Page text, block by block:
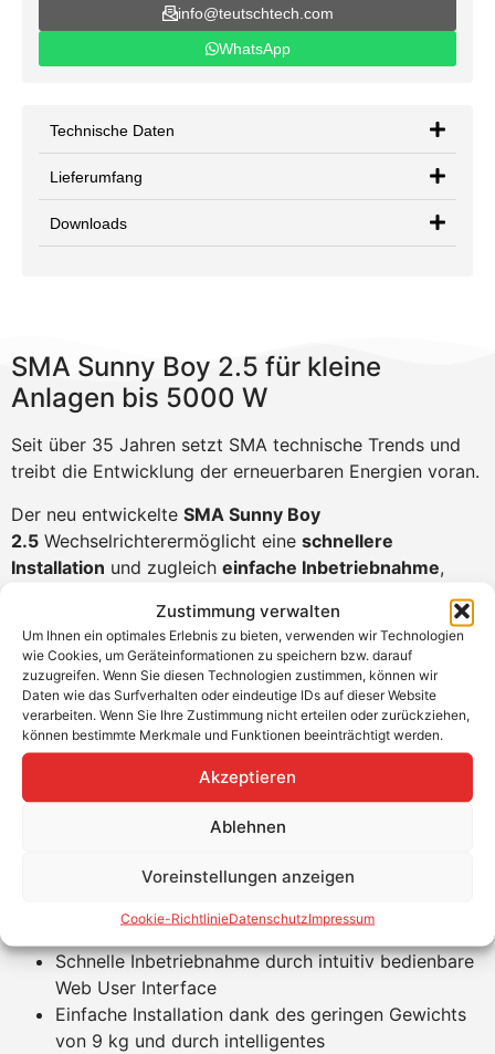
Zustimmung verwalten
Um Ihnen ein optimales Erlebnis zu bieten, verwenden wir Technologien
wie Cookies, um Geräteinformationen zu speichern bzw. darauf
zuzugreifen. Wenn Sie diesen Technologien zustimmen, können wir
Daten wie das Surfverhalten oder eindeutige IDs auf dieser Website
verarbeiten. Wenn Sie Ihre Zustimmung nicht erteilen oder zurückziehen,
können bestimmte Merkmale und Funktionen beeinträchtigt werden.
Akzeptieren
Ablehnen
Voreinstellungen anzeigen
Cookie-RichtlinieDatenschutzImpressum
Technische Daten
Lieferumfang
Downloads
info@teutschtech.com
WhatsApp
SMA Sunny Boy 2.5 für kleine
Anlagen bis 5000 W
Seit über 35 Jahren setzt SMA technische Trends und
treibt die Entwicklung der erneuerbaren Energien voran.
Der neu entwickelte SMA Sunny Boy
2.5 Wechselrichterermöglicht eine schnellere
Installation und zugleich einfache Inbetriebnahme,
Internet erfolgt überW-Lan oder Ethernet
Anschluss. Dieses neuentwickelte webbasierte
Interface ermöglicht die Konfiguration mit dem
Smartphone oder klassisch auf dem Laptop. Die in
Deutschland geforderte70-Prozent-Abregelungoder
sogar die 0-Prozent-Abregelung wird mit dem Einbau
des SMA Energy Meter oder SMA Home Manager 2.0
durch eine direkte Kommunikation sichergestellt.
und ist somit ein Leichtgewicht.
Produktvorteile
Schnelle Inbetriebnahme durch intuitiv bedienbare
Web User Interface
Einfache Installation dank des geringen Gewichts
von 9 kg und durch intelligentes